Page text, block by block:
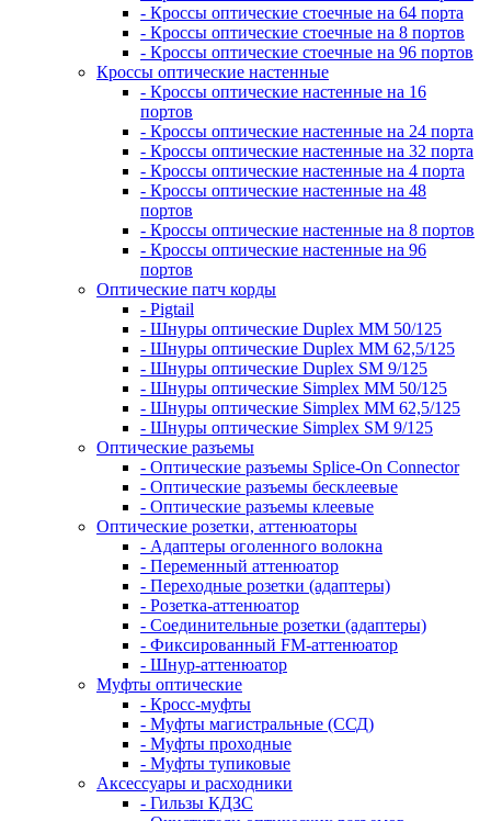
- Кроссы оптические стоечные на 64 порта
- Кроссы оптические стоечные на 8 портов
- Кроссы оптические стоечные на 96 портов
Кроссы оптические настенные
- Кроссы оптические настенные на 16
портов
- Кроссы оптические настенные на 24 порта
- Кроссы оптические настенные на 32 порта
- Кроссы оптические настенные на 4 порта
- Кроссы оптические настенные на 48
портов
- Кроссы оптические настенные на 8 портов
- Кроссы оптические настенные на 96
портов
Оптические патч корды
- Pigtail
- Шнуры оптические Duplex MM 50/125
- Шнуры оптические Duplex MM 62,5/125
- Шнуры оптические Duplex SM 9/125
- Шнуры оптические Simplex MM 50/125
- Шнуры оптические Simplex MM 62,5/125
- Шнуры оптические Simplex SM 9/125
Оптические разъемы
- Оптические разъемы Splice-On Connector
- Оптические разъемы бесклеевые
- Оптические разъемы клеевые
Оптические розетки, аттенюаторы
- Адаптеры оголенного волокна
- Переменный аттенюатор
- Переходные розетки (адаптеры)
- Розетка-аттенюатор
- Соединительные розетки (адаптеры)
- Фиксированный FM-аттенюатор
- Шнур-аттенюатор
Муфты оптические
- Кросс-муфты
- Муфты магистральные (ССД)
- Муфты проходные
- Муфты тупиковые
Аксессуары и расходники
- Гильзы КДЗС